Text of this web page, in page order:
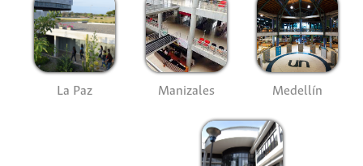
La Paz Manizales Medellín